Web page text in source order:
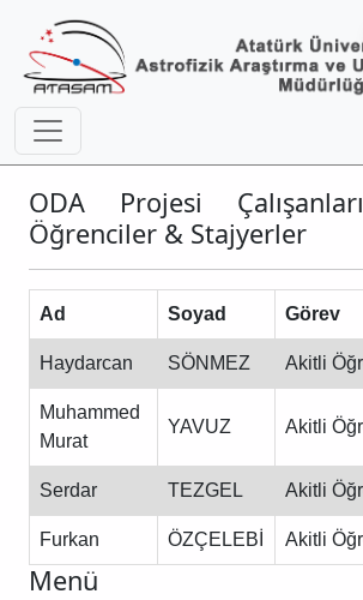
ODA Projesi
Öğrenciler & Stajyerler
Ad Soyad Görev
Haydarcan SÖNMEZ Akitli
Muhammed
Murat
YAVUZ Akitli
Serdar TEZGEL Akitli
Furkan ÖZÇELEBİ Akitli
Menü